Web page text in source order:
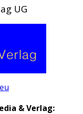
UG
& Verlag: